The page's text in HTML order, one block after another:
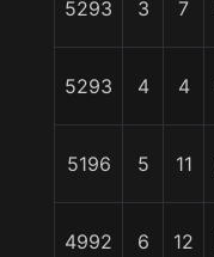
5293 3 7
5293 4 4
5196 5 11
4992 6 12